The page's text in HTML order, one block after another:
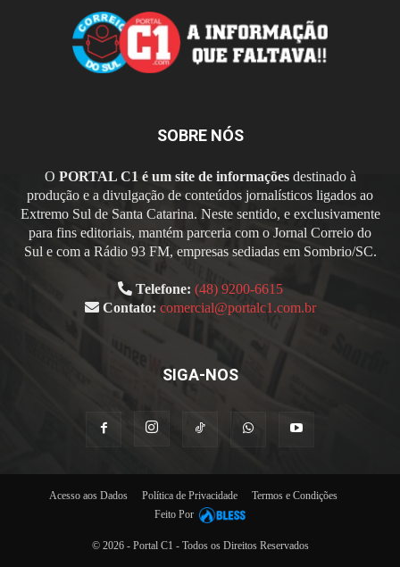
SOBRE NÓS
O PORTAL C1 é um site de informaçõesdestinado à
produção e a divulgação de conteúdos jornalísticos ligados ao
Extremo Sul de Santa Catarina. Neste sentido, e exclusivamente
para fins editoriais, mantém parceria com o Jornal Correio do
Sul e com a Rádio 93 FM, empresas sediadas em Sombrio/SC.
Telefone: (48) 9200-6615
Contato: comercial@portalc1.com.br
SIGA-NOS
Acesso aos Dados Política de Privacidade
Termos e Condições
Feito Por
© 2026 - Portal C1 - Todos os Direitos Reservados